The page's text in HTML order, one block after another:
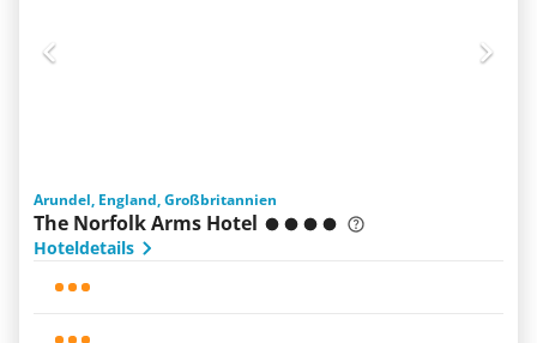
Arundel, England, Großbritannien
The Norfolk Arms Hotel
Hoteldetails